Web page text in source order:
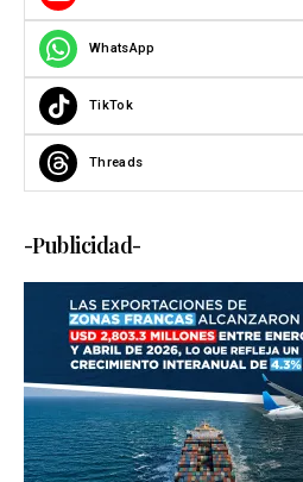
WhatsApp
TikTok
Threads
-Publicidad-